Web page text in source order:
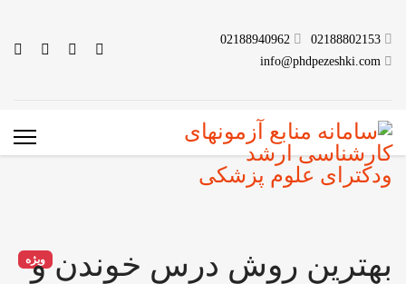
02188802153
02188940962
info@phdpezeshki.com
ویژه
بهترین روش درس خوندن و